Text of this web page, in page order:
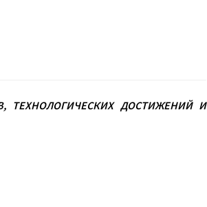
ТЕХНОЛОГИЧЕСКИХ ДОСТИЖЕНИЙ И